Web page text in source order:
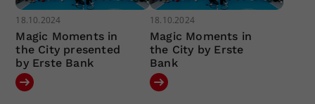
18.10.2024
Magic Moments in
the City presented
by Erste Bank
18.10.2024
Magic Moments in
the City by Erste
Bank